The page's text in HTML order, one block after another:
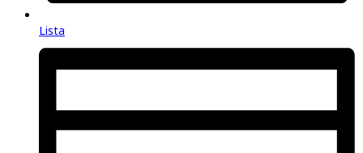
Lista